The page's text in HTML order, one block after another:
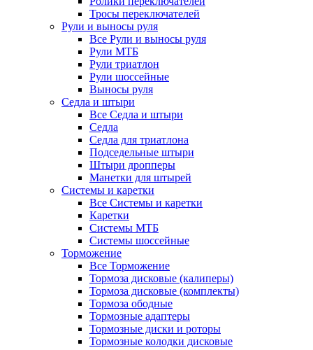
Тросы переключателей
Рули и выносы руля
Все Рули и выносы руля
Рули МТБ
Рули триатлон
Рули шоссейные
Выносы руля
Седла и штыри
Все Седла и штыри
Седла
Седла для триатлона
Подседельные штыри
Штыри дропперы
Манетки для штырей
Системы и каретки
Все Системы и каретки
Каретки
Системы МТБ
Системы шоссейные
Торможение
Все Торможение
Тормоза дисковые (калиперы)
Тормоза дисковые (комплекты)
Тормоза ободные
Тормозные адаптеры
Тормозные диски и роторы
Тормозные колодки дисковые